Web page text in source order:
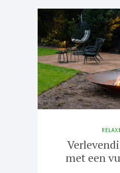
met een